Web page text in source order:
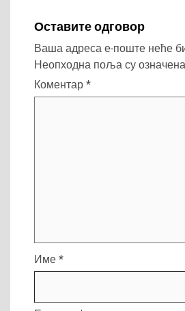
Оставите одговор
Ваша адреса е-поште неће
Неопходна поља су означена
Коментар *
Име *